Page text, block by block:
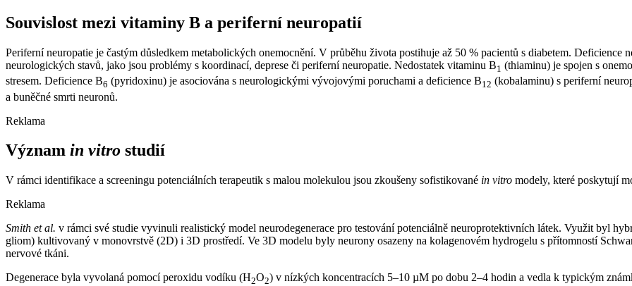
Souvislost mezi vitaminy B a periferní neuropatií
Periferní neuropatie je častým důsledkem metabolických onemocnění. V průběhu života postihuje až 50 % pacientů s diabetem.
neurologických stavů, jako jsou problémy s koordinací, deprese či periferní neuropatie. Nedostatek vitaminu B1 (thiaminu) je spojen s
stresem. Deficience B6 (pyridoxinu) je asociována s neurologickými vývojovými poruchami a deficience B12 (kobalaminu) s periferní
a buněčné smrti neuronů.
Reklama
Význam in vitro studií
V rámci identifikace a screeningu potenciálních terapeutik s malou molekulou jsou zkoušeny sofistikované in vitro modely, které poskytují
Reklama
Smith et al. v rámci své studie vyvinuli realistický model neurodegenerace pro testování potenciálně neuroprotektivních látek. Využit byl
gliom) kultivovaný v monovrstvě (2D) i 3D prostředí. Ve 3D modelu byly neurony osazeny na kolagenovém hydrogelu s přítomností
nervové tkáni.
Degenerace byla vyvolaná pomocí peroxidu vodíku (H2O2) v nízkých koncentracích 5–10 µM po dobu 2–4 hodin a vedla k typickým